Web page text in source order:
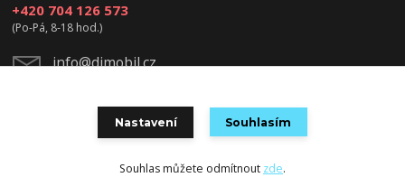
+420 704 126 573
(Po-Pá, 8-18 hod.)
info@djmobil.cz
Vytvořeno na Eshop-rychle.cz
Nastavení Souhlasím
Souhlas můžete odmítnout zde.